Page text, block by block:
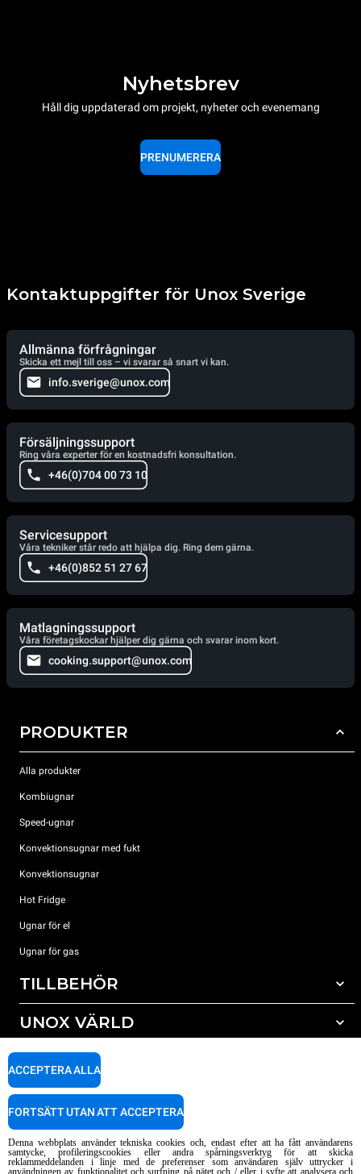
Nyhetsbrev
Håll dig uppdaterad om projekt, nyheter och evenemang
PRENUMERERA
Kontaktuppgifter för Unox Sverige
Allmänna förfrågningar
Skicka ett mejl till oss – vi svarar så snart vi kan.
info.sverige@unox.com
Försäljningssupport
Ring våra experter för en kostnadsfri konsultation.
+46(0)704 00 73 10
Servicesupport
Våra tekniker står redo att hjälpa dig. Ring dem gärna.
+46(0)852 51 27 67
Matlagningssupport
Våra företagskockar hjälper dig gärna och svarar inom kort.
cooking.support@unox.com
PRODUKTER
Alla produkter
Kombiugnar
Speed-ugnar
Konvektionsugnar med fukt
Konvektionsugnar
Hot Fridge
Ugnar för el
Ugnar för gas
TILLBEHÖR
Alla tillbehör
Rengöringsmedel för mauell rengöring
Vattenbehandling med omvänd osmosisk
UNOX VÄRLD
Våra kontor runt om i världen
SUPPORT
HITTA SERVICECENTER
AI Content Disclaimer
Privacy policy Cookie policy
Denna webbplats använder tekniska cookies och, endast efter att ha fått användarens
samtycke, profileringscookies eller andra spårningsverktyg för att skicka
reklammeddelanden i linje med de preferenser som användaren själv uttrycker i
användningen av funktionalitet och surfning på nätet och / eller i syfte att analysera och
ACCEPTERA ALLA
FORTSÄTT UTAN ATT ACCEPTERA